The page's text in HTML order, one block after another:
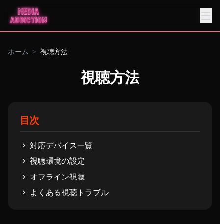
ホーム > 視聴方法
視聴方法
目次
対応デバイス一覧
視聴環境の設定
オフライン視聴
よくある視聴トラブル